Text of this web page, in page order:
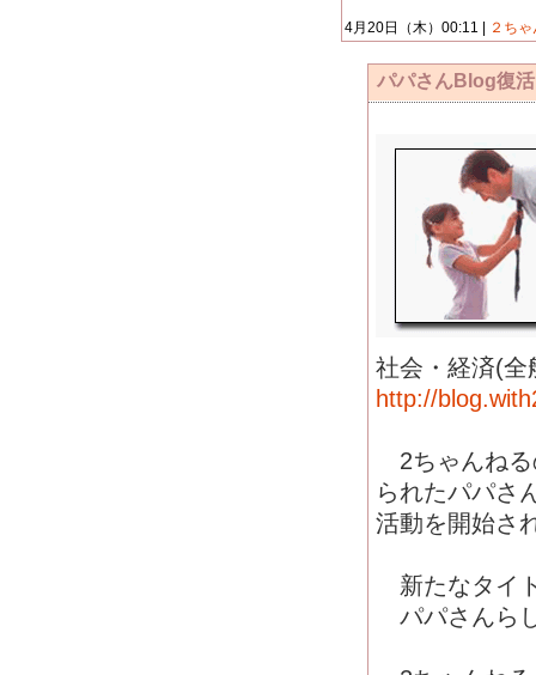
4月20日（木）00:11 | ２ち
パパさんBlog復
社会・経済(全
http://
2ちゃんねる
られたパパさ
活動を開始さ
新たなタイ
パパさんら